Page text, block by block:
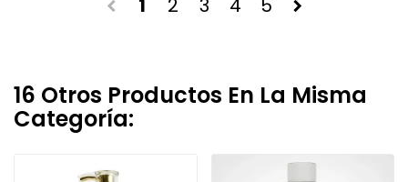
chevron_left chevron_right
16 Otros Productos En La Misma
Categoría: